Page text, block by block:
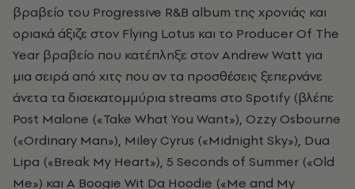
βραβείο του Progressive R&B album της χρονιάς και
οριακά άξιζε στον Flying Lotus και το Producer Of The
Year βραβείο που κατέπληξε στον Andrew Watt για
μια σειρά από χιτς που αν τα προσθέσεις ξεπερνάνε
άνετα τα δισεκατομμύρια streams στο Spotify (βλέπε
Post Malone («Take What You Want»), Ozzy Osbourne
(«Ordinary Man»), Miley Cyrus («Midnight Sky»), Dua
Lipa («Break My Heart»), 5 Seconds of Summer («Old
Me») και A Boogie Wit Da Hoodie («Me and My